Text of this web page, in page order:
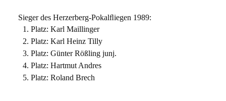
Sieger des Herzerberg-Pokalﬂiegen 1989:
Platz: Karl Maillinger
Platz: Karl Heinz Tilly
Platz: Günter Rößling junj.
Platz: Hartmut Andres
Platz: Roland Brech